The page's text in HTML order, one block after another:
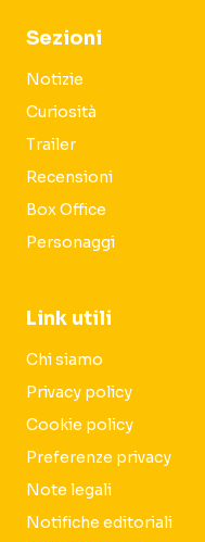
Sezioni
Notizie
Curiosità
Trailer
Recensioni
Box Office
Personaggi
Link utili
Chi siamo
Privacy policy
Cookie policy
Preferenze privacy
Note legali
Notifiche editoriali